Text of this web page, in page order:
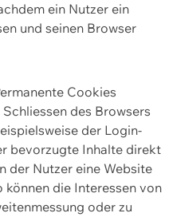
ein Nutzer ein
und seinen Browser
Cookies
des Browsers
der Login-
bevorzugte Inhalte direkt
der Nutzer eine Website
können die Interessen von
oder zu